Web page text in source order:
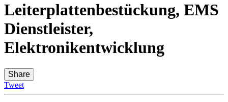
Leiterplattenbestückung, EMS
Dienstleister,
Elektronikentwicklung
Share
Tweet